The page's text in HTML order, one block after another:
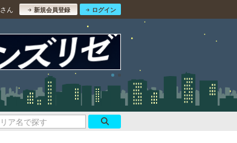
さん 新規会員登録 ログイン